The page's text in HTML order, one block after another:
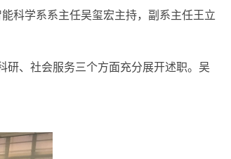
科学系系主任吴玺宏主持，副系主任王立
研、社会服务三个方面充分展开述职。吴